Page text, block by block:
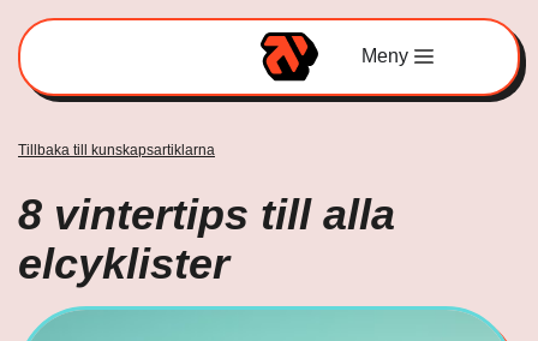
Meny
Tillbaka till kunskapsartiklarna
8 vintertips till alla
elcyklister